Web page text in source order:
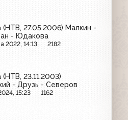
(НТВ, 27.05.2006) Малкин -
- Юдакова
2022, 14:13 2182
(НТВ, 23.11.2003)
- Друзь - Северов
15:23 1162